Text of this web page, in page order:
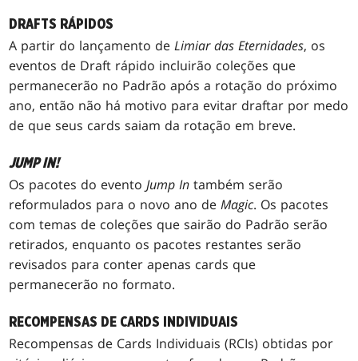
DRAFTS RÁPIDOS
A partir do lançamento deLimiar das Eternidades, os
eventos de Draft rápido incluirão coleções que
permanecerão no Padrão após a rotação do próximo
ano, então não há motivo para evitar draftar por medo
de que seus cards saiam da rotação em breve.
JUMP IN!
Os pacotes do eventoJump In também serão
reformulados para o novo ano deMagic. Os pacotes
com temas de coleções que sairão do Padrão serão
retirados, enquanto os pacotes restantes serão
revisados para conter apenas cards que
permanecerão no formato.
RECOMPENSAS DE CARDS INDIVIDUAIS
Recompensas de Cards Individuais (RCIs) obtidas por